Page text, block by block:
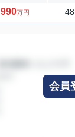
990万円
会員